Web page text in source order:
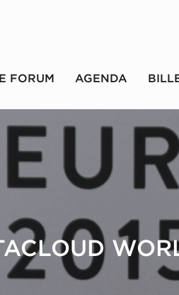
FORUM AGENDA